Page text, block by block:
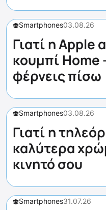
Smartphones03.08.26
Γιατί η Apple
κουμπί Home
φέρνεις πίσω
Smartphones03.08.26
Γιατί η
καλύτερα
κινητό σου
Smartphones31.07.26